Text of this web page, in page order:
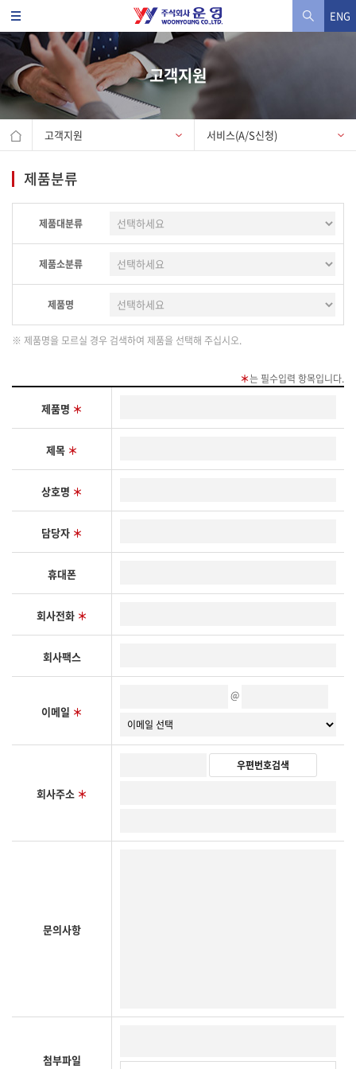
ENG
고객지원
고객지원 서비스(A/S신청)
제품분류
제품대분류
제품소분류
제품명
※ 제품명을 모르실 경우 검색하여 제품을 선택해 주십시오.
＊는 필수입력 항목입니다.
제품명 ＊
제목 ＊
상호명 ＊
담당자 ＊
휴대폰
회사전화 ＊
회사팩스
이메일 ＊
@
회사주소 ＊
우편번호검색
문의사항
첨부파일